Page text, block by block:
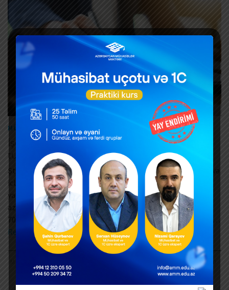
MÜAVINƏT | XƏBƏRLƏR
İşçiyə verilən ixtisar müavinətindən
tutulmalar varmı?
Ştat ixtisarı ilə əlaqədar işçiyə ödənilən müavinətdən vergi və
icbari tibbi sığorta haqqı tutulurmu? İqtisadiyyat Nazirliyi
yanında Dövlət Vergi Xidmətindən bildirilib ki, işçilərin sayı
azaldıqda və ya ştatları ixtisar olunduqda Əmək Məcəllənin
70-ci maddəsinin “b” bəndi ilə işəgötürən tərəfindən əmək …
Read More